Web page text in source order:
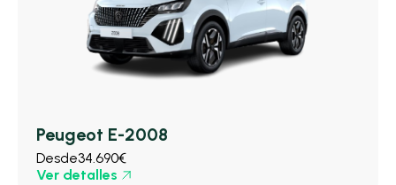
Peugeot E-2008
Desde34.690€
Ver detalles